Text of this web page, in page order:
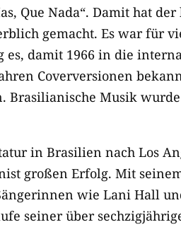
Que Nada“. Damit hat
gemacht. Es war für
damit 1966 in die
Coverversionen
Brasilianische Musik
in Brasilien nach Los
großen Erfolg. Mit
wie Lani Hall
seiner über